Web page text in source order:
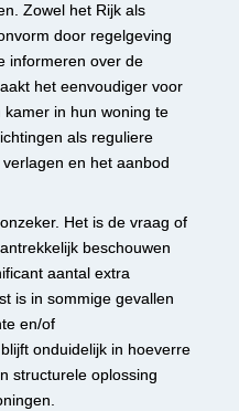
Zowel het Rijk als
door regelgeving
informeren over de
het eenvoudiger voor
in hun woning te
als reguliere
en het aanbod
Het is de vraag of
beschouwen
aantal extra
is in sommige gevallen
en/of
onduidelijk in hoeverre
structurele oplossing